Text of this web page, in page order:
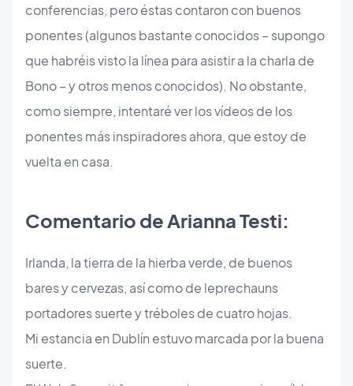
conferencias, pero éstas contaron con buenos
ponentes (algunos bastante conocidos – supongo
que habréis visto la línea para asistir a la charla de
Bono – y otros menos conocidos). No obstante,
como siempre, intentaré ver los vídeos de los
ponentes más inspiradores ahora, que estoy de
vuelta en casa.
Comentario de Arianna Testi:
Irlanda, la tierra de la hierba verde, de buenos
bares y cervezas, así como de leprechauns
portadores suerte y tréboles de cuatro hojas.
Mi estancia en Dublín estuvo marcada por la buena
suerte.